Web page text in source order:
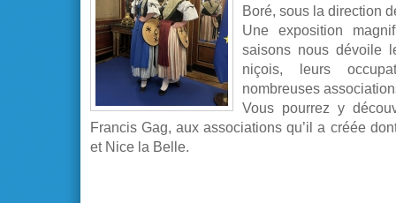
Boré, sous la direction
Une exposition
saisons nous dévoile
niçois, leurs
nombreuses
Vous pourrez y
Francis Gag, aux associations qu’il a créée
et Nice la Belle.